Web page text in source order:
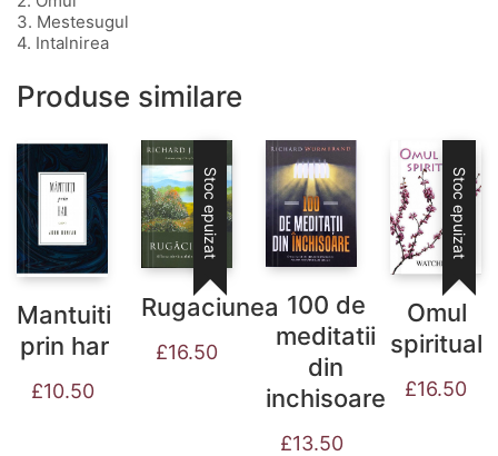
3. Mestesugul
4. Intalnirea
Produse similare
Mantuiti
prin har
£10.50
Stoc epuizat
Rugaciunea
£16.50
100 de
meditatii
din
inchisoare
£13.50
Stoc epuizat
Omul
spiritual
£16.50